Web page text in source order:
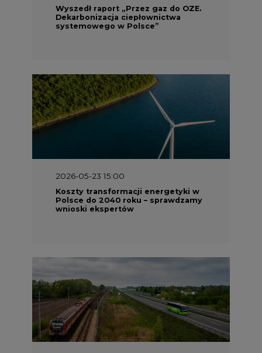
Wyszedł raport „Przez gaz do OZE.
Dekarbonizacja ciepłownictwa
systemowego w Polsce”
2026-05-23 15:00
Koszty transformacji energetyki w
Polsce do 2040 roku – sprawdzamy
wnioski ekspertów